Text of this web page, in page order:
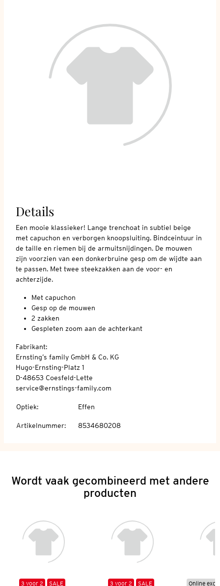
Details
Een mooie klassieker! Lange trenchoat in subtiel beige
met capuchon en verborgen knoopsluiting. Bindceintuur in
de taille en riemen bij de armuitsnijdingen. De mouwen
zijn voorzien van een donkerbruine gesp om de wijdte aan
te passen. Met twee steekzakken aan de voor- en
achterzijde.
Met capuchon
Gesp op de mouwen
2 zakken
Gespleten zoom aan de achterkant
Fabrikant:
Ernsting’s family GmbH & Co. KG
Hugo-Ernsting-Platz 1
D-48653 Coesfeld-Lette
service@ernstings-family.com
Optiek: Effen
Artikelnummer: 8534680208
Wordt vaak gecombineerd met andere
producten
3 voor 2 SALE 3 voor 2 SALE Online